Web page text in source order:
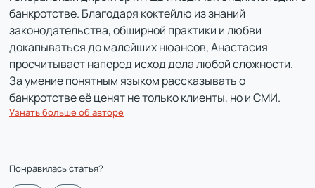
банкротстве. Благодаря коктейлю из знаний
законодательства, обширной практики и любви
докапываться до малейших нюансов, Анастасия
просчитывает наперед исход дела любой сложности.
За умение понятным языком рассказывать о
банкротстве её ценят не только клиенты, но и СМИ.
Узнать больше об авторе
Понравилась статья?